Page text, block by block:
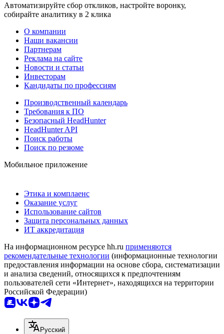
Автоматизируйте сбор откликов, настройте воронку,
собирайте аналитику в 2 клика
О компании
Наши вакансии
Партнерам
Реклама на сайте
Новости и статьи
Инвесторам
Кандидаты по профессиям
Производственный календарь
Требования к ПО
Безопасный HeadHunter
HeadHunter API
Поиск работы
Поиск по резюме
Мобильное приложение
Этика и комплаенс
Оказание услуг
Использование сайтов
Защита персональных данных
ИТ аккредитация
На информационном ресурсе hh.ru применяются
рекомендательные технологии (информационные технологии
предоставления информации на основе сбора, систематизации
и анализа сведений, относящихся к предпочтениям
пользователей сети «Интернет», находящихся на территории
Российской Федерации)
Русский